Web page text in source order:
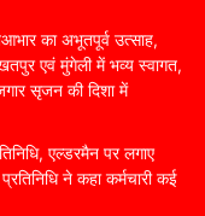
का अभूतपूर्व उत्साह,
एवं मुंगेली में भव्य स्वागत,
सृजन की दिशा में
एल्डरमैन पर लगाए
ने कहा कर्मचारी कई